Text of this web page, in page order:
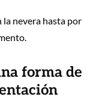
la nevera hasta por
forma de